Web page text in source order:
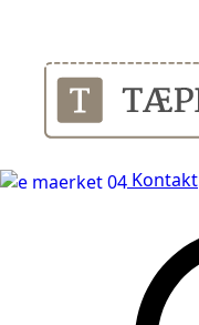
Kontakt